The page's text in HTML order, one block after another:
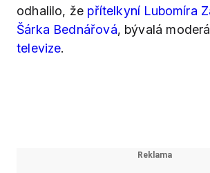
odhalilo, že přítelkyní Lubomíra
Šárka Bednářová, bývalá
televize.